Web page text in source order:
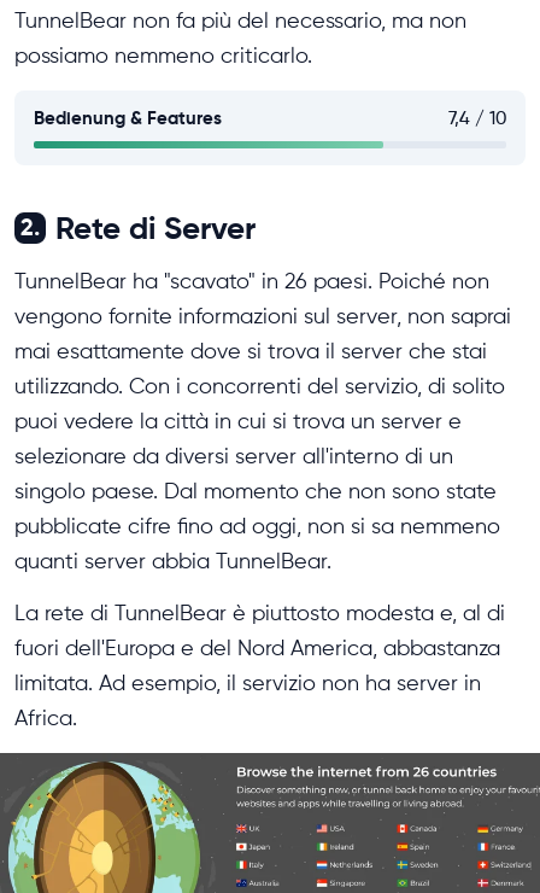
TunnelBear non fa più del necessario, ma non
possiamo nemmeno criticarlo.
Bedienung & Features 7,4 / 10
2. Rete di Server
TunnelBear ha "scavato" in 26 paesi. Poiché non
vengono fornite informazioni sul server, non saprai
mai esattamente dove si trova il server che stai
utilizzando. Con i concorrenti del servizio, di solito
puoi vedere la città in cui si trova un server e
selezionare da diversi server all'interno di un
singolo paese. Dal momento che non sono state
pubblicate cifre fino ad oggi, non si sa nemmeno
quanti server abbia TunnelBear.
La rete di TunnelBear è piuttosto modesta e, al di
fuori dell'Europa e del Nord America, abbastanza
limitata. Ad esempio, il servizio non ha server in
Africa.